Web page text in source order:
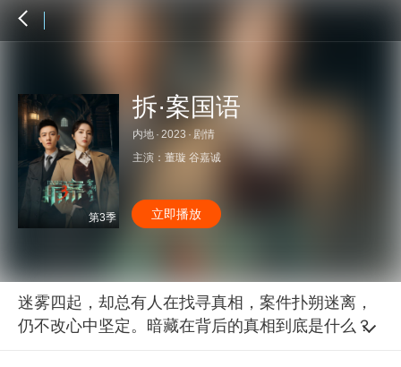
第3季
拆·案国语
内地 · 2023 · 剧情
主演： 董璇 谷嘉诚
立即播放
迷雾四起，却总有人在找寻真相，案件扑朔迷离，
仍不改心中坚定。暗藏在背后的真相到底是什么？